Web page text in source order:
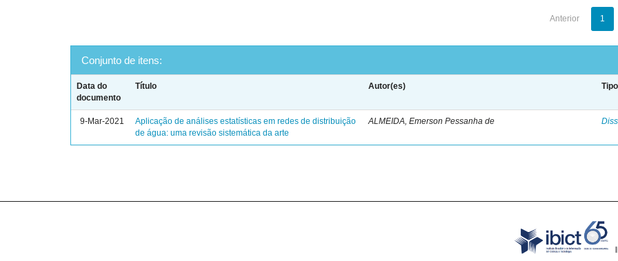
Anterior 1
Conjunto de itens:
Data do
documento
Título Autor(es) Tipo
9-Mar-2021
Aplicação de análises estatísticas em redes de distribuição
de água: uma revisão sistemática da arte
ALMEIDA, Emerson Pessanha de